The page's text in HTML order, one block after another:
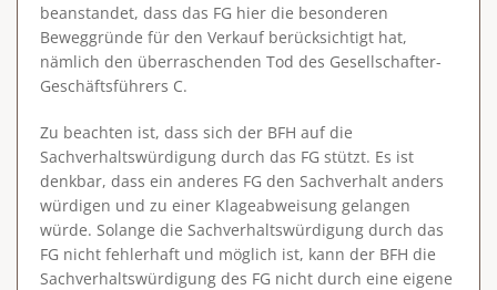
beanstandet, dass das FG hier die besonderen
Beweggründe für den Verkauf berücksichtigt hat,
nämlich den überraschenden Tod des Gesellschafter-
Geschäftsführers C.
Zu beachten ist, dass sich der BFH auf die
Sachverhaltswürdigung durch das FG stützt. Es ist
denkbar, dass ein anderes FG den Sachverhalt anders
würdigen und zu einer Klageabweisung gelangen
würde. Solange die Sachverhaltswürdigung durch das
FG nicht fehlerhaft und möglich ist, kann der BFH die
Sachverhaltswürdigung des FG nicht durch eine eigene